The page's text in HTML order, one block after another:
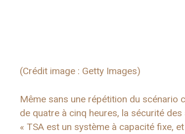
(Crédit image : Getty Images)
Même sans une répétition du scénario
de quatre à cinq heures, la sécurité
« TSA est un système à capacité fixe,